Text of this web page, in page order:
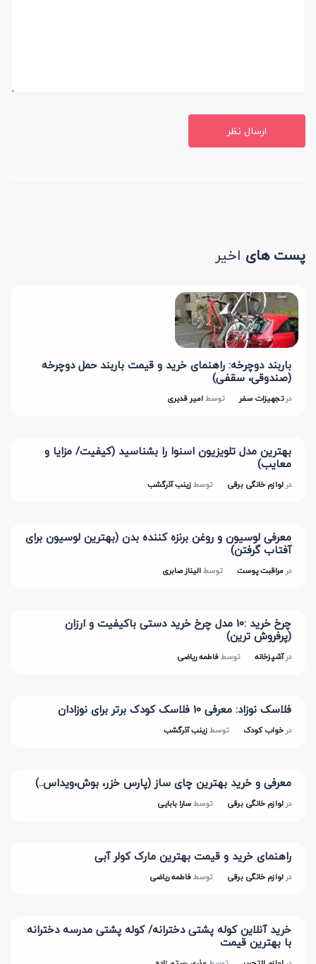
ارسال نظر
پست های اخیر
باربند دوچرخه: راهنمای خرید و قیمت باربند حمل دوچرخه
(صندوقی، سقفی)
درتجهیزات سفر توسطامیر قدیری
بهترین مدل تلویزیون اسنوا را بشناسید (کیفیت/ مزایا و
معایب)
درلوازم خانگی برقی توسطزینب آذرگشب
معرفی لوسیون و روغن برنزه کننده بدن (بهترین لوسیون برای
آفتاب گرفتن)
درمراقبت پوست توسطالیناز صابری
چرخ خرید :10 مدل چرخ خرید دستی باکیفیت و ارزان
(پرفروش ترین)
درآشپزخانه توسطفاطمه ریاضی
فلاسک نوزاد: معرفی 10 فلاسک کودک برتر برای نوزادان
درخواب کودک توسطزینب آذرگشب
معرفی و خرید بهترین چای ساز (پارس خزر، بوش،ویداس..)
درلوازم خانگی برقی توسطسارا بابایی
راهنمای خرید و قیمت بهترین مارک کولر آبی
درلوازم خانگی برقی توسطفاطمه ریاضی
خرید آنلاین کوله پشتی دخترانه/ کوله پشتی مدرسه دخترانه
با بهترین قیمت